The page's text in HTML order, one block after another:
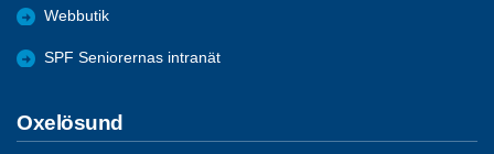
Webbutik
SPF Seniorernas intranät
Oxelösund